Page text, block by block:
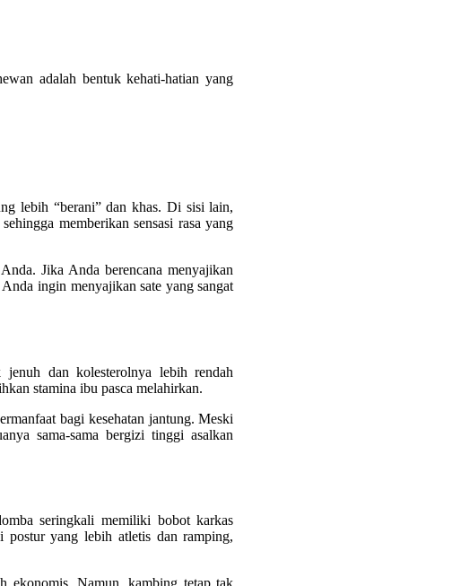
adalah bentuk kehati-hatian yang
lebih “berani” dan khas. Di sisi lain,
memberikan sensasi rasa yang
Jika Anda berencana menyajikan
ingin menyajikan sate yang sangat
dan kolesterolnya lebih rendah
stamina ibu pasca melahirkan.
bagi kesehatan jantung. Meski
sama-sama bergizi tinggi asalkan
seringkali memiliki bobot karkas
yang lebih atletis dan ramping,